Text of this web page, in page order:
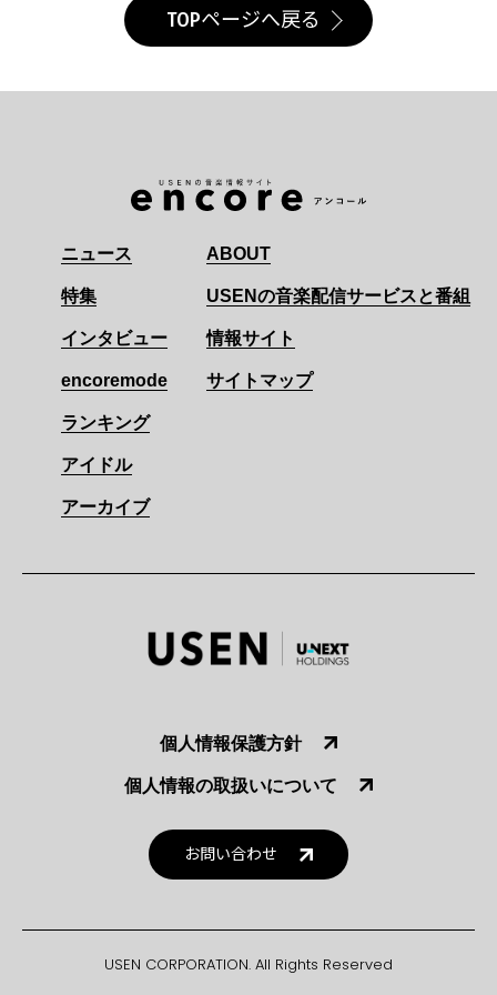
TOPページへ戻る
ニュース
特集
インタビュー
encoremode
ランキング
アイドル
アーカイブ
ABOUT
USENの音楽配信サービスと番組
情報サイト
サイトマップ
個人情報保護方針
個人情報の取扱いについて
お問い合わせ
USEN CORPORATION. All Rights Reserved